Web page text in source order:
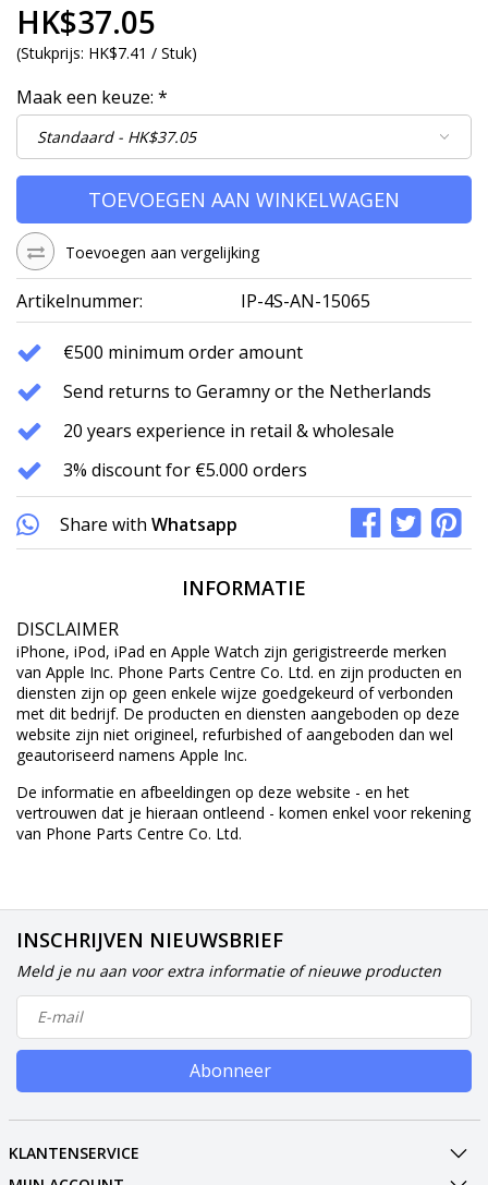
HK$37.05
(Stukprijs: HK$7.41 / Stuk)
Maak een keuze: *
TOEVOEGEN AAN WINKELWAGEN
Toevoegen aan vergelijking
Artikelnummer: IP-4S-AN-15065
€500 minimum order amount
Send returns to Geramny or the Netherlands
20 years experience in retail & wholesale
3% discount for €5.000 orders
Share with Whatsapp
INFORMATIE
DISCLAIMER
iPhone, iPod, iPad en Apple Watch zijn gerigistreerde merken
van Apple Inc. Phone Parts Centre Co. Ltd. en zijn producten en
diensten zijn op geen enkele wijze goedgekeurd of verbonden
met dit bedrijf. De producten en diensten aangeboden op deze
website zijn niet origineel, refurbished of aangeboden dan wel
geautoriseerd namens Apple Inc.
De informatie en afbeeldingen op deze website - en het
vertrouwen dat je hieraan ontleend - komen enkel voor rekening
van Phone Parts Centre Co. Ltd.
INSCHRIJVEN NIEUWSBRIEF
Meld je nu aan voor extra informatie of nieuwe producten
Abonneer
KLANTENSERVICE